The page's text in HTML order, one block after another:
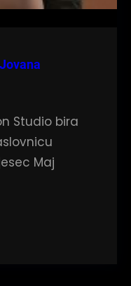
Studio bira
Maj